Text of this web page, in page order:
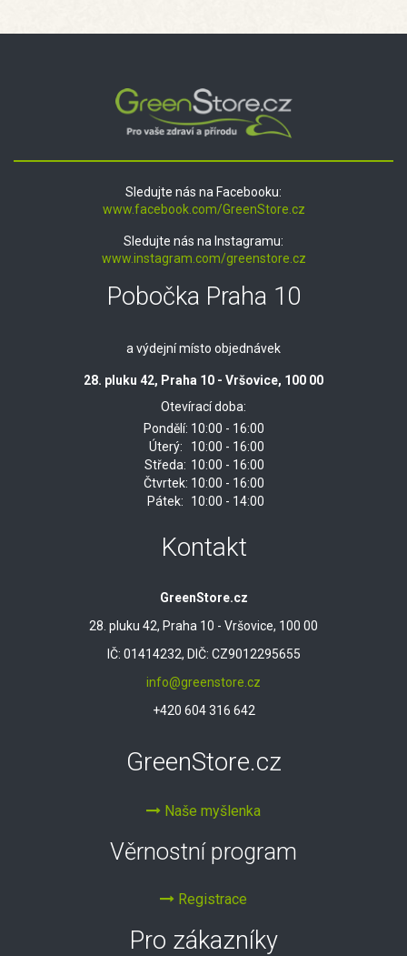
Sledujte nás na Facebooku:
www.facebook.com/GreenStore.cz
Sledujte nás na Instagramu:
www.instagram.com/greenstore.cz
Pobočka Praha 10
a výdejní místo objednávek
28. pluku 42, Praha 10 - Vršovice, 100 00
Otevírací doba:
Pondělí: 10:00 - 16:00
Úterý:
10:00 - 16:00
Středa: 10:00 - 16:00
Čtvrtek: 10:00 - 16:00
Pátek:
10:00 - 14:00
Kontakt
GreenStore.cz
28. pluku 42, Praha 10 - Vršovice, 100 00
IČ: 01414232, DIČ: CZ9012295655
info@greenstore.cz
+420 604 316 642
GreenStore.cz
Naše myšlenka
Věrnostní program
Registrace
Pro zákazníky